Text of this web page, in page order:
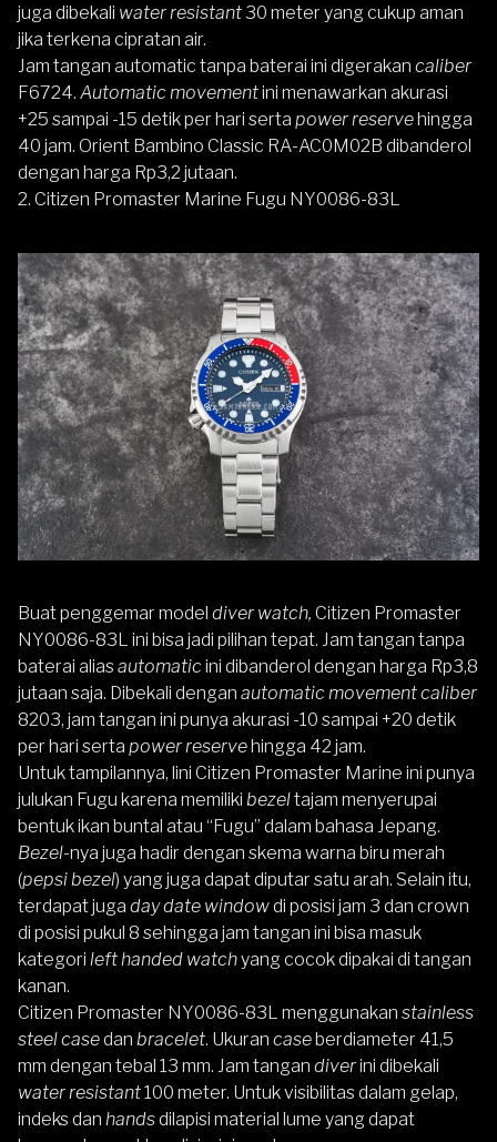
juga dibekali water resistant30 meter yang cukup aman
jika terkena cipratan air.
Jam tangan automatic tanpa baterai ini digerakan caliber
F6724. Automatic movementini menawarkan akurasi
+25 sampai -15 detik per hari serta power reservehingga
40 jam. Orient Bambino Classic RA-AC0M02B dibanderol
dengan harga Rp3,2 jutaan.
2. Citizen Promaster Marine Fugu NY0086-83L
Buat penggemar model diver watch, Citizen Promaster
NY0086-83L ini bisa jadi pilihan tepat. Jam tangan tanpa
baterai aliasautomatic ini dibanderol dengan harga Rp3,8
jutaan saja. Dibekali dengan automatic movement caliber
8203, jam tangan ini punya akurasi -10 sampai +20 detik
per hari serta power reservehingga 42 jam.
Untuk tampilannya, lini Citizen Promaster Marine ini punya
julukan Fugu karena memiliki bezeltajam menyerupai
bentuk ikan buntal atau “Fugu” dalam bahasa Jepang.
Bezel-nya juga hadir dengan skema warna biru merah
(pepsi bezel) yang juga dapat diputar satu arah. Selain itu,
terdapat juga day date windowdi posisi jam 3 dan crown
di posisi pukul 8 sehingga jam tangan ini bisa masuk
kategori left handed watchyang cocok dipakai di tangan
kanan.
Citizen Promaster NY0086-83L menggunakan stainless
steel casedan bracelet. Ukuran caseberdiameter 41,5
mm dengan tebal 13 mm. Jam tangan diverini dibekali
water resistant100 meter. Untuk visibilitas dalam gelap,
indeks dan handsdilapisi material lume yang dapat